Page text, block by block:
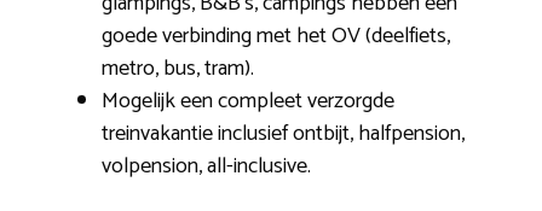
goede verbinding met het OV (deelfiets,
metro, bus, tram).
Mogelijk een compleet verzorgde
treinvakantie inclusief ontbijt, halfpension,
volpension, all-inclusive.